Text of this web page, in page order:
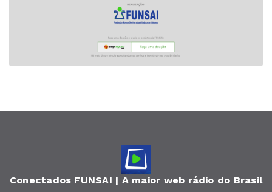
Conectados FUNSAI | A maior web rádio do Brasil